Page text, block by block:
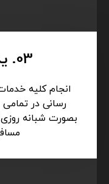
03. یدک کش تهران
انجام کلیه
رسانی در
بصورت شبانه روزی